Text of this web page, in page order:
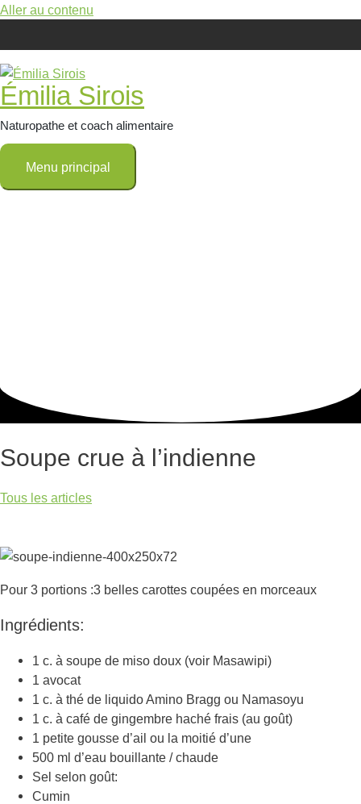
Aller au contenu
Émilia Sirois
Naturopathe et coach alimentaire
Menu principal
Soupe crue à l’indienne
Tous les articles
Pour 3 portions :3 belles carottes coupées en morceaux
Ingrédients:
1 c. à soupe de miso doux (voir Masawipi)
1 avocat
1 c. à thé de liquido Amino Bragg ou Namasoyu
1 c. à café de gingembre haché frais (au goût)
1 petite gousse d’ail ou la moitié d’une
500 ml d’eau bouillante / chaude
Sel selon goût:
Cumin